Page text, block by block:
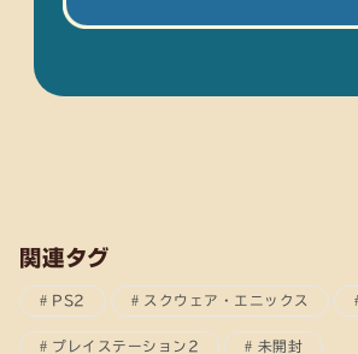
関連タグ
PS2 スクウェア・エニックス
プレイステーション2 未開封